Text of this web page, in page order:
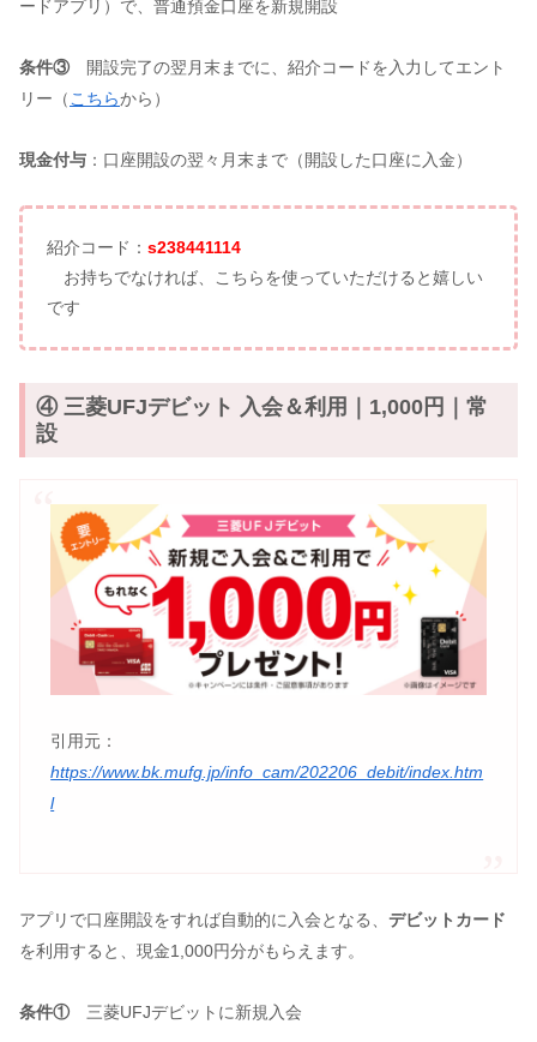
ードアプリ）で、普通預金口座を新規開設
条件③ 開設完了の翌月末までに、紹介コードを入力してエント
リー（ こちらから）
現金付与 ：口座開設の翌々月末まで（開設した口座に入金）
紹介コード： s238441114
お持ちでなければ、こちらを使っていただけると嬉しい
です
④ 三菱UFJデビット 入会＆利用｜1,000円｜常
設
引用元：
https://www.bk.mufg.jp/info_cam/202206_debit/index.htm
l
アプリで口座開設をすれば自動的に入会となる、 デビットカード
を利用すると、現金1,000円分がもらえます。
条件① 三菱UFJデビットに新規入会